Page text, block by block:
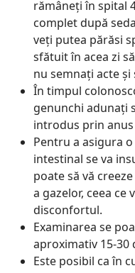
rămâneţi în spital
complet după
veţi putea părăsi
sfătuit în acea zi
nu semnaţi acte
În timpul
genunchi adunaţi
introdus prin
Pentru a asigura
intestinal se va
poate să vă
a gazelor, ceea ce
disconfortul.
Examinarea se
aproximativ 15-30
Este posibil ca în